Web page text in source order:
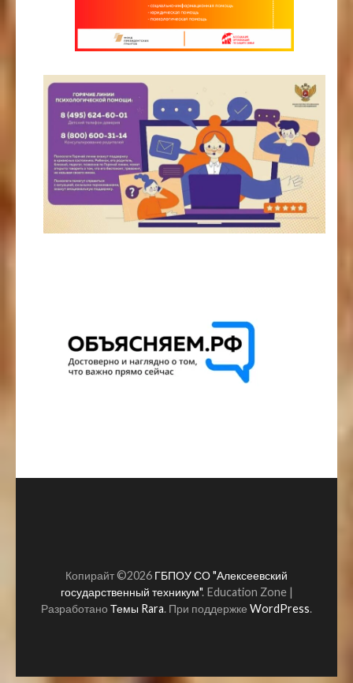
Копирайт ©2026 ГБПОУ СО "Алексеевский
государственный техникум". Education Zone |
Разработано Темы Rara. При поддержке WordPress.